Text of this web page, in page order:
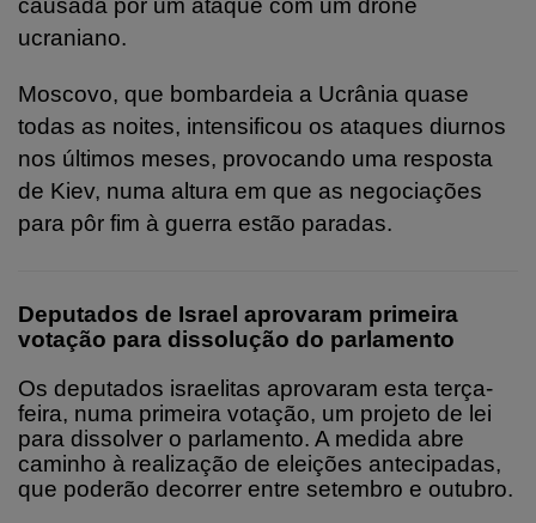
causada por um ataque com um drone
ucraniano.
Moscovo, que bombardeia a Ucrânia quase
todas as noites, intensificou os ataques diurnos
nos últimos meses, provocando uma resposta
de Kiev, numa altura em que as negociações
para pôr fim à guerra estão paradas.
Deputados de Israel aprovaram primeira
votação para dissolução do parlamento
Os deputados israelitas aprovaram esta terça-
feira, numa primeira votação, um projeto de lei
para dissolver o parlamento. A medida abre
caminho à realização de eleições antecipadas,
que poderão decorrer entre setembro e outubro.